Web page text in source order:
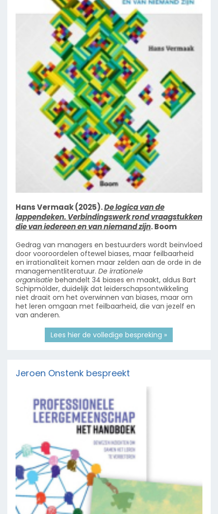
Hans Vermaak (2025).De logica van de
lappendeken. Verbindingswerk rond vraagstukken
die van iedereen en van niemand zijn. Boom
Gedrag van managers en bestuurders wordt beïnvloed
door vooroordelen oftewel biases, maar feilbaarheid
en irrationaliteit komen maar zelden aan de orde in de
managementliteratuur. De irrationele
organisatie behandelt 34 biases en maakt, aldus Bart
Schipmölder, duidelijk dat leiderschapsontwikkeling
niet draait om het overwinnen van biases, maar om
het leren omgaan met feilbaarheid, die van jezelf en
van anderen.
Lees hier de volledige bespreking »
Jeroen Onstenk bespreekt